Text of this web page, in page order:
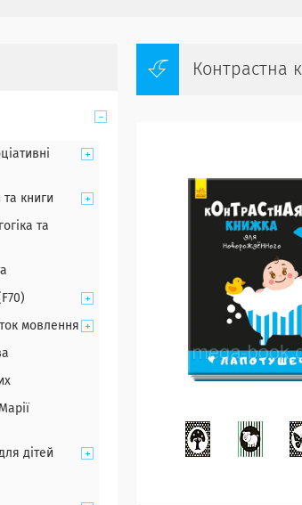
Контрастна
та книги
та
мовлення
дітей